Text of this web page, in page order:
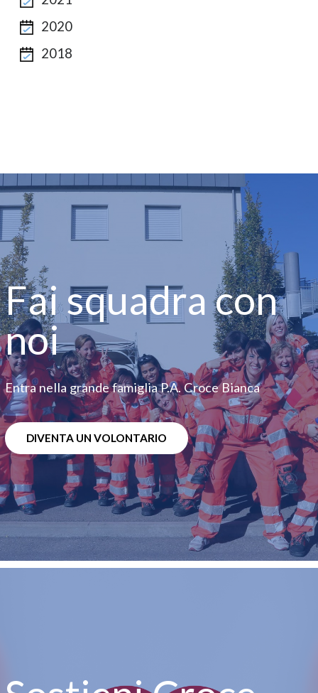
2020
2018
Fai squadra con
noi
Entra nella grande famiglia P.A. Croce Bianca
DIVENTA UN VOLONTARIO